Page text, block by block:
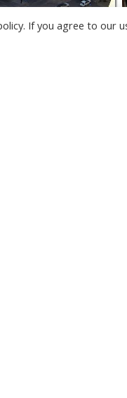
If you agree to our